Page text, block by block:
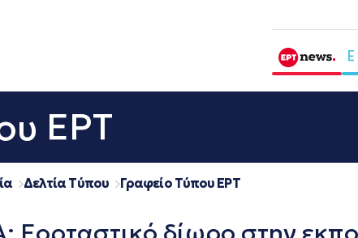
ΕΡΤ
Δελτία Τύπου Γραφείο Τύπου ΕΡΤ